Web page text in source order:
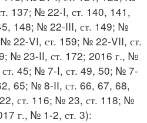
137; № 22-I, ст. 140, 141,
148; № 22-III, ст. 149; №
22-VI, ст. 159; № 22-VII, ст.
№ 23-II, ст. 172; 2016 г., №
45; № 7-I, ст. 49, 50; № 7-
65; № 8-II, ст. 66, 67, 68,
ст. 116; № 23, ст. 118; №
г., № 1-2, ст. 3):